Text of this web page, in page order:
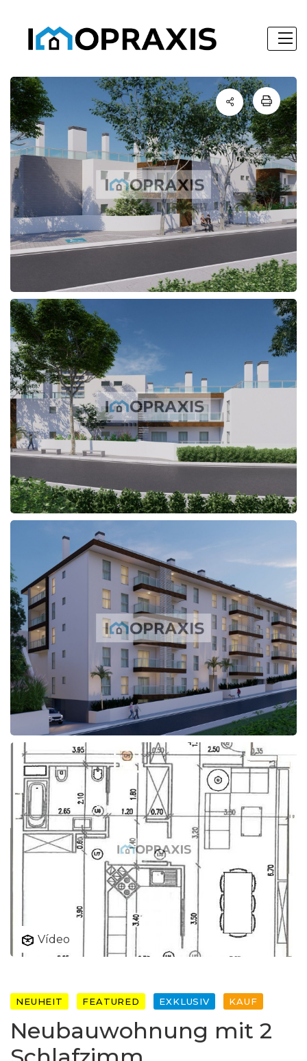
Vídeo
NEUHEIT FEATURED EXKLUSIV KAUF
Neubauwohnung mit 2